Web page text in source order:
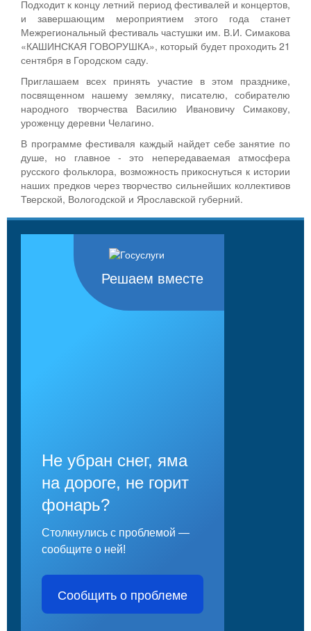
Подходит к концу летний период фестивалей и концертов,
и завершающим мероприятием этого года станет
Межрегиональный фестиваль частушки им. В.И. Симакова
«КАШИНСКАЯ ГОВОРУШКА», который будет проходить 21
сентября в Городском саду.
Приглашаем всех принять участие в этом празднике,
посвященном нашему земляку, писателю, собирателю
народного творчества Василию Ивановичу Симакову,
уроженцу деревни Челагино.
В программе фестиваля каждый найдет себе занятие по
душе, но главное - это непередаваемая атмосфера
русского фольклора, возможность прикоснуться к истории
наших предков через творчество сильнейших коллективов
Тверской, Вологодской и Ярославской губерний.
Решаем вместе
Не убран снег, яма
на дороге, не горит
фонарь?
Столкнулись с проблемой —
сообщите о ней!
Сообщить о проблеме